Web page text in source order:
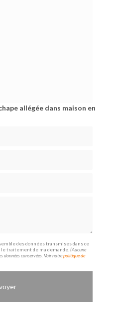
allégée dans maison en
des données transmises dans ce
traitement de ma demande.(Aucune
données conservées. Voir notrepolitique de